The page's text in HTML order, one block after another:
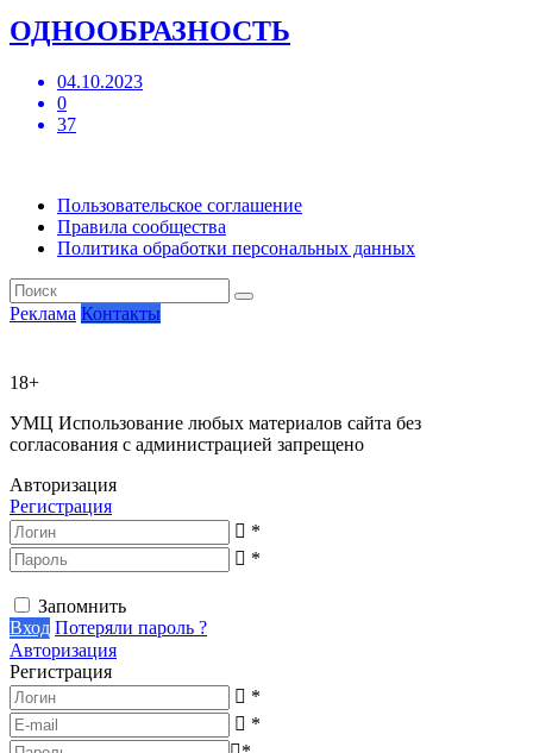
ОДНООБРАЗНОСТЬ
04.10.2023
0
37
Пользовательское соглашение
Правила сообщества
Политика обработки персональных данных
Реклама Контакты
18+
УМЦ Использование любых материалов сайта без
согласования с администрацией запрещено
Авторизация
Регистрация
*
*
Запомнить
Вход Потеряли пароль ?
Авторизация
Регистрация
*
*